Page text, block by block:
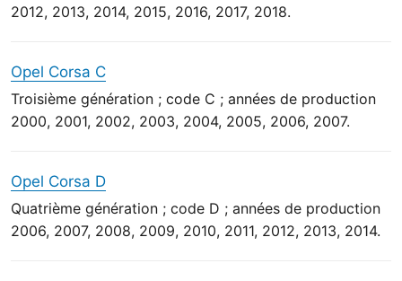
2012, 2013, 2014, 2015, 2016, 2017, 2018.
Opel Corsa C
Troisième génération ; code C ; années de production
2000, 2001, 2002, 2003, 2004, 2005, 2006, 2007.
Opel Corsa D
Quatrième génération ; code D ; années de production
2006, 2007, 2008, 2009, 2010, 2011, 2012, 2013, 2014.